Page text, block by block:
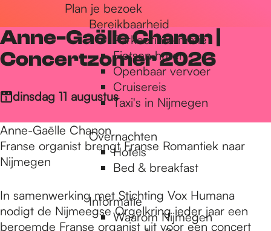
Plan je bezoek
Bereikbaarheid
Parkeerinformatie
Fietsen huren
Openbaar vervoer
Cruisereis
Taxi's in Nijmegen
Overnachten
Hotels
Bed & breakfast
Informatie
Waarom Nijmegen
Anne-Gaëlle Chanon |
Concertzomer 2026
dinsdag 11 augustus
Anne-Gaëlle Chanon
Franse organist brengt Franse Romantiek naar
Nijmegen
In samenwerking met Stichting Vox Humana
nodigt de Nijmeegse Orgelkring ieder jaar een
beroemde Franse organist uit voor een concert